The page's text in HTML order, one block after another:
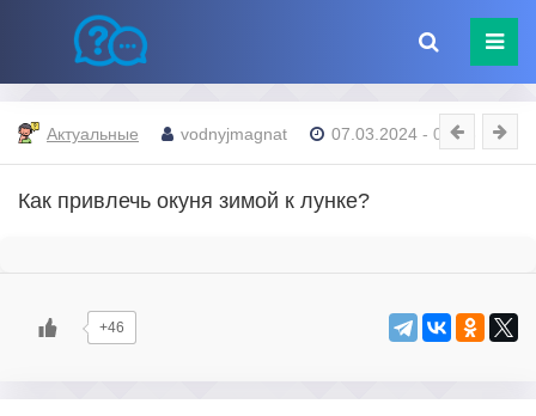
Актуальные vodnyjmagnat 07.03.2024 - 09:06
Как привлечь окуня зимой к лунке?
+46